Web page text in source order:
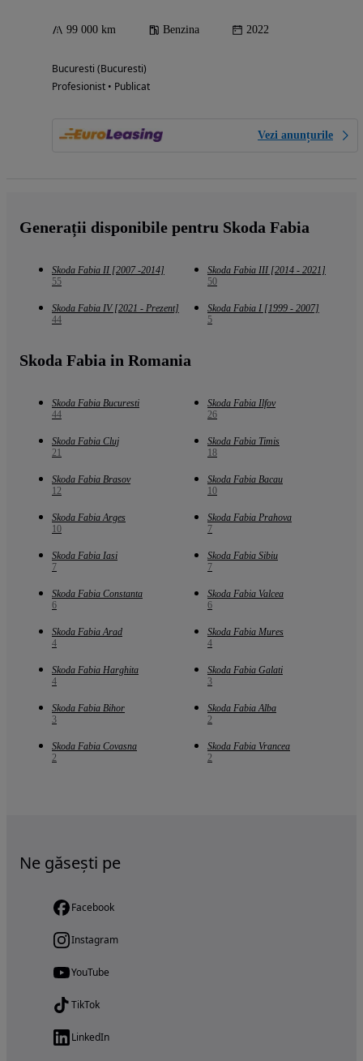
99 000 km Benzina 2022
Bucuresti (Bucuresti)
Profesionist • Publicat
Vezi anunțurile
Generații disponibile pentru Skoda Fabia
Skoda Fabia II [2007 -2014]
55
Skoda Fabia III [2014 - 2021]
50
Skoda Fabia IV [2021 - Prezent]
44
Skoda Fabia I [1999 - 2007]
5
Skoda Fabia in Romania
Skoda Fabia Bucuresti
44
Skoda Fabia Ilfov
26
Skoda Fabia Cluj
21
Skoda Fabia Timis
18
Skoda Fabia Brasov
12
Skoda Fabia Bacau
10
Skoda Fabia Arges
10
Skoda Fabia Prahova
7
Skoda Fabia Iasi
7
Skoda Fabia Sibiu
7
Skoda Fabia Constanta
6
Skoda Fabia Valcea
6
Skoda Fabia Arad
4
Skoda Fabia Mures
4
Skoda Fabia Harghita
4
Skoda Fabia Galati
3
Skoda Fabia Bihor
3
Skoda Fabia Alba
2
Skoda Fabia Covasna
2
Skoda Fabia Vrancea
2
Ne găsești pe
Facebook
Instagram
YouTube
TikTok
LinkedIn